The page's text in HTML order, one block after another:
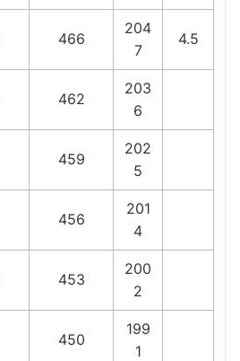
466
204
7
4.5
462
203
6
459
202
5
456
201
4
453
200
2
450
199
1